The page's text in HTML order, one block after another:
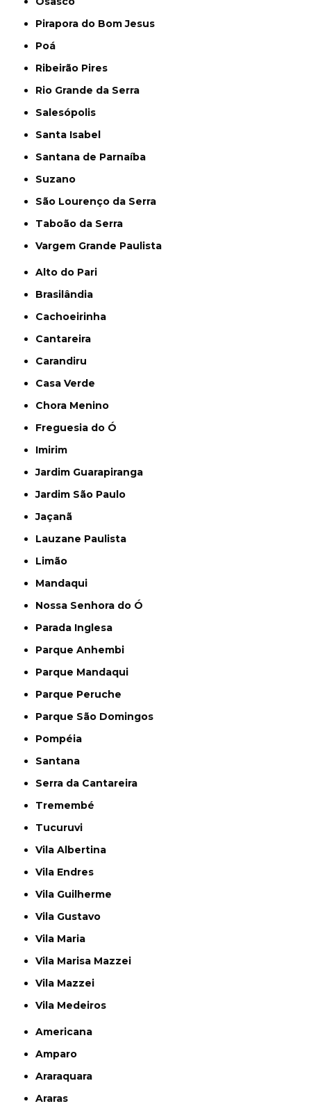
Pirapora do Bom Jesus
Poá
Ribeirão Pires
Rio Grande da Serra
Salesópolis
Santa Isabel
Santana de Parnaíba
Suzano
São Lourenço da Serra
Taboão da Serra
Vargem Grande Paulista
Alto do Pari
Brasilândia
Cachoeirinha
Cantareira
Carandiru
Casa Verde
Chora Menino
Freguesia do Ó
Imirim
Jardim Guarapiranga
Jardim São Paulo
Jaçanã
Lauzane Paulista
Limão
Mandaqui
Nossa Senhora do Ó
Parada Inglesa
Parque Anhembi
Parque Mandaqui
Parque Peruche
Parque São Domingos
Pompéia
Santana
Serra da Cantareira
Tremembé
Tucuruvi
Vila Albertina
Vila Endres
Vila Guilherme
Vila Gustavo
Vila Maria
Vila Marisa Mazzei
Vila Mazzei
Vila Medeiros
Americana
Amparo
Araraquara
Araras